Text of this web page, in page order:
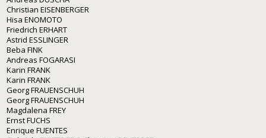
Christian EISENBERGER
Hisa ENOMOTO
Friedrich ERHART
Astrid ESSLINGER
Beba FINK
Andreas FOGARASI
Karin FRANK
Karin FRANK
Georg FRAUENSCHUH
Georg FRAUENSCHUH
Magdalena FREY
Ernst FUCHS
Enrique FUENTES